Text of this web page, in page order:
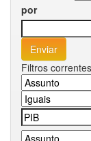
por
Filtros